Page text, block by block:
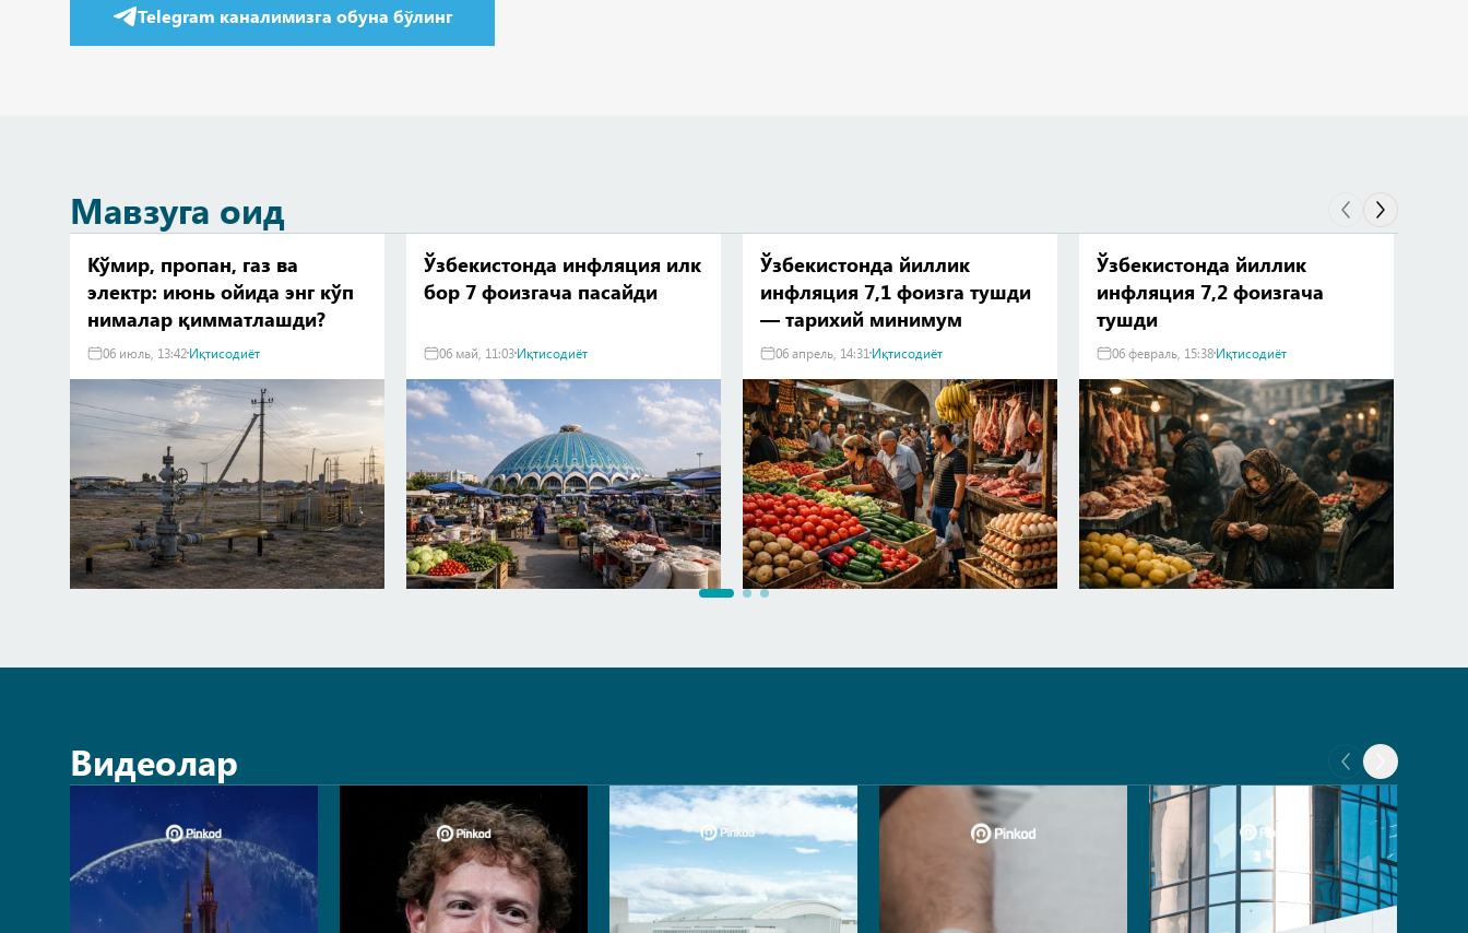
Telegram каналимизга обуна бўлинг
Мавзуга оид
Кўмир, пропан, газ ва
электр: июнь ойида энг кўп
нималар қимматлашди?
06 июль, 13:42Иқтисодиёт
Ўзбекистонда инфляция илк
бор 7 фоизгача пасайди
06 май, 11:03Иқтисодиёт
Ўзбекистонда йиллик
инфляция 7,1 фоизга тушди
— тарихий минимум
06 апрель, 14:31 Иқтисодиёт
Ўзбекистонда йиллик
инфляция 7,2 фоизгача
тушди
06 февраль, 15:38Иқтисодиёт
Видеолар